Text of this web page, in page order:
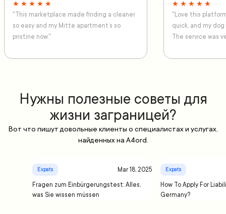
★ ★ ★ ★ ★
"This marketplace made finding a cleaner
so easy and my Mitte apartment’s so
pristine now."
★ ★ ★ ★ ★
"Love this
quick, and my
The service was
Нужны полезные советы для
жизни заграницей?
Вот что пишут довольные клиенты о специалистах и услугах,
найденных на A4ord.
Expats Mar 18, 2025
Fragen zum Einbürgerungstest: Alles,
was Sie wissen müssen
Expats
How To Apply For
Germany?